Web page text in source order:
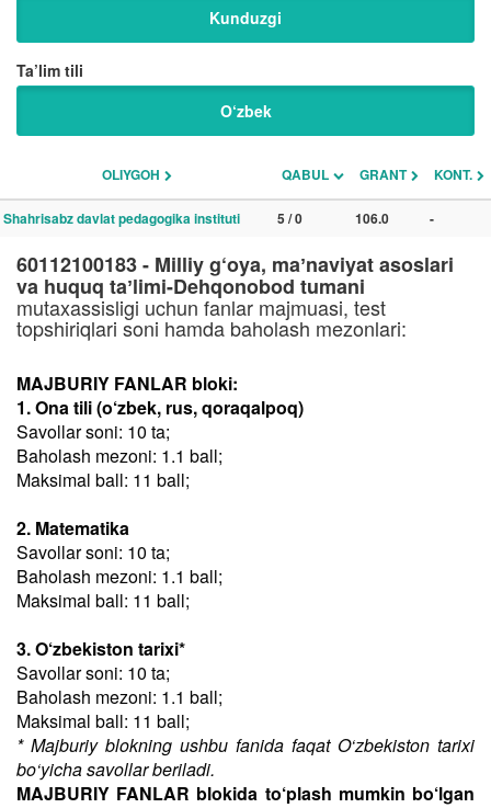
Kunduzgi
Ta’lim tili
O‘zbek
OLIYGOH QABUL GRANT KONT.
Shahrisabz davlat pedagogika instituti 5 / 0 106.0 -
60112100183 - Milliy g‘oya, maʼnaviyat asoslari
va huquq taʼlimi-Dehqonobod tumani
mutaxassisligi uchun fanlar majmuasi, test
topshiriqlari soni hamda baholash mezonlari:
MAJBURIY FANLAR bloki:
1. Ona tili (o‘zbek, rus, qoraqalpoq)
Savollar soni: 10 ta;
Baholash mezoni: 1.1 ball;
Maksimal ball: 11 ball;
2. Matematika
Savollar soni: 10 ta;
Baholash mezoni: 1.1 ball;
Maksimal ball: 11 ball;
3. O‘zbekiston tarixi*
Savollar soni: 10 ta;
Baholash mezoni: 1.1 ball;
Maksimal ball: 11 ball;
* Majburiy blokning ushbu fanida faqat O‘zbekiston tarixi
bo‘yicha savollar beriladi.
MAJBURIY FANLAR blokida to‘plash mumkin bo‘lgan